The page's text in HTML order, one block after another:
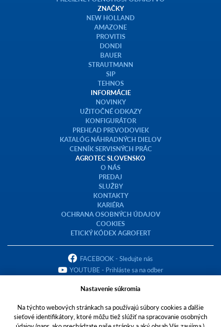
ZNAČKY
NEW HOLLAND
AMAZONE
PROVITIS
DONDI
BAUER
STRAUTMANN
SIP
TEHNOS
INFORMÁCIE
NOVINKY
UŽITOČNÉ ODKAZY
KONFIGURÁTOR
PREHĽAD PREVODOVIEK
KATALÓG NÁHRADNÝCH DIELOV
CENNÍK SERVISNÝCH PRÁC
AGROTEC SLOVENSKO
O NÁS
PREDAJ
SLUŽBY
KONTAKTY
KARIÉRA
OCHRANA OSOBNÝCH ÚDAJOV
COOKIES
ETICKÝ KÓDEX AGROFERT
FACEBOOK - Sledujte nás
YOUTUBE - Prihláste sa na odber
Copyright © 2023 AGROTEC Slovensko s.r.o.
Nastavenie súkromia
Na týchto webových stránkach sa používajú súbory cookies a ďalšie
sieťové identifikátory, ktoré môžu tiež slúžiť na spracovanie osobných